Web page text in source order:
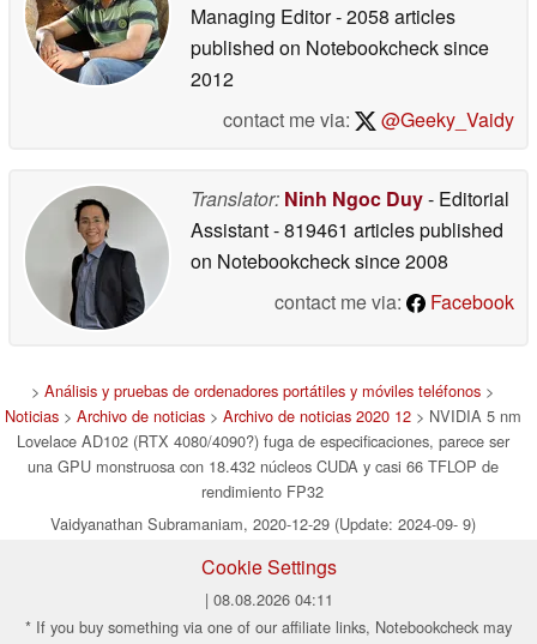
Managing Editor- 2058 articles
published on Notebookchecksince
2012
contact me via:
@Geeky_Vaidy
Translator: Ninh Ngoc Duy- Editorial
Assistant- 819461 articles published
on Notebookchecksince 2008
contact me via:
Facebook
> Análisis y pruebas de ordenadores portátiles y móviles teléfonos >
Noticias> Archivo de noticias> Archivo de noticias 2020 12> NVIDIA 5 nm
Lovelace AD102 (RTX 4080/4090?) fuga de especificaciones, parece ser
una GPU monstruosa con 18.432 núcleos CUDA y casi 66 TFLOP de
rendimiento FP32
Vaidyanathan Subramaniam, 2020-12-29 (Update: 2024-09- 9)
Cookie Settings
| 08.08.2026 04:11
* If you buy something via one of our affiliate links, Notebookcheck may